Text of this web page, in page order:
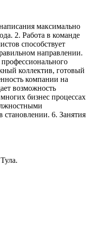
максимально
2. Работа в команде
способствует
направлении.
коллектив, готовый
компании на
возможность
бизнес процессах
становлении. 6. Занятия